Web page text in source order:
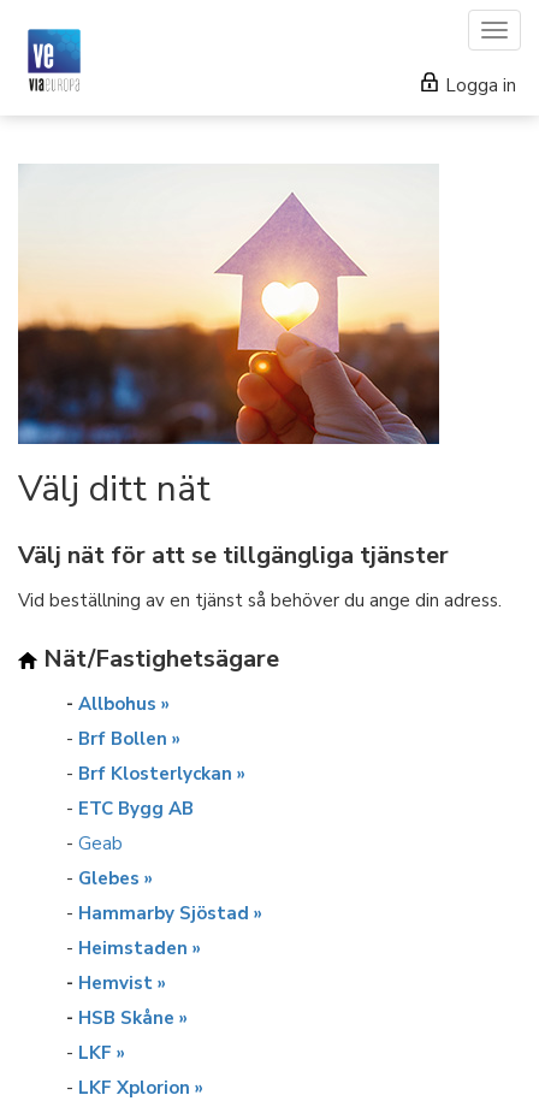
Logga in
Välj ditt nät
Välj nät för att se tillgängliga tjänster
Vid beställning av en tjänst så behöver du ange din adress.
Nät/Fastighetsägare
- Allbohus »
- Brf Bollen »
- Brf Klosterlyckan »
- ETC Bygg AB
- Geab
- Glebes »
- Hammarby Sjöstad »
- Heimstaden »
- Hemvist »
- HSB Skåne »
- LKF »
- LKF Xplorion »